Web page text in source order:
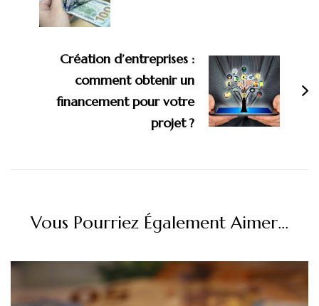
Création d’entreprises :
comment obtenir un
financement pour votre
projet ?
Vous Pourriez Également Aimer...